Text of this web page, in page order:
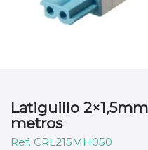
Latiguillo
metros
CRL215MH050